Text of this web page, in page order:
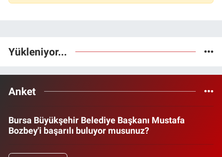
Yükleniyor...
Anket
Bursa Büyükşehir Belediye Başkanı Mustafa
Bozbey'i başarılı buluyor musunuz?